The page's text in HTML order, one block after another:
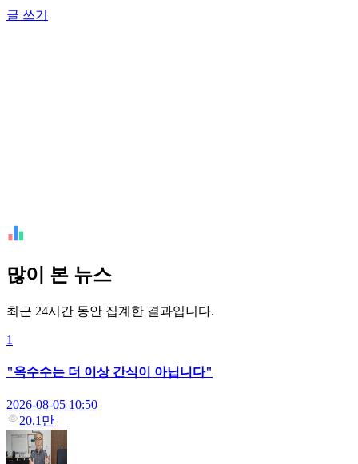
글 쓰기
많이 본 뉴스
최근 24시간 동안 집계한 결과입니다.
1
"옥수수는 더 이상 간식이 아닙니다"
2026-08-05 10:50
20.1만